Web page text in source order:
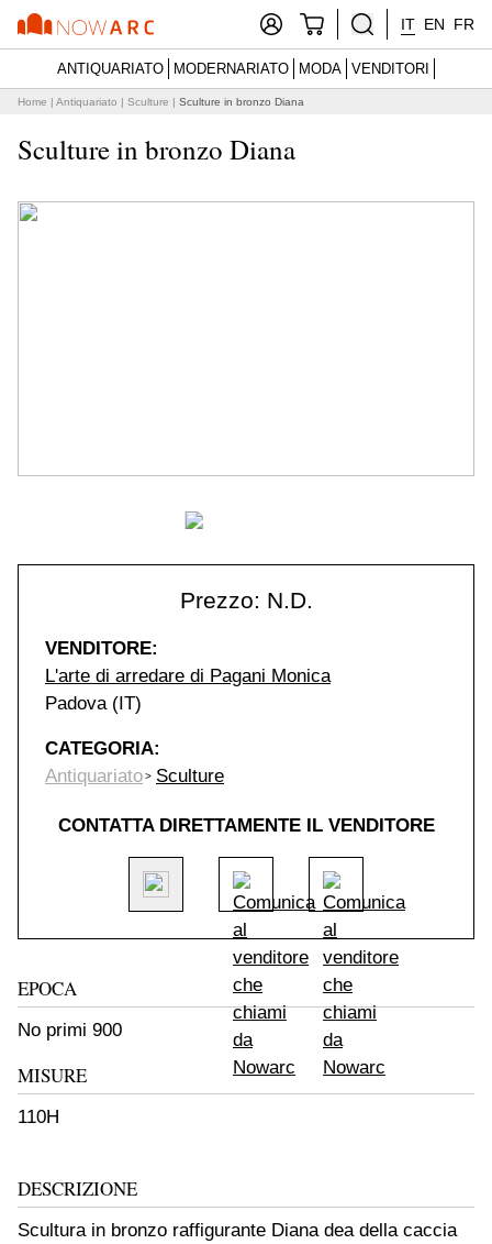
IT EN FR
ANTIQUARIATO MODERNARIATO MODA VENDITORI
Home | Antiquariato | Sculture | Sculture in bronzo Diana
Sculture in bronzo Diana
Prezzo: N.D.
VENDITORE:
L'arte di arredare di Pagani Monica
Padova (IT)
CATEGORIA:
Antiquariato
Sculture
CONTATTA DIRETTAMENTE IL VENDITORE
EPOCA
No primi 900
MISURE
110H
DESCRIZIONE
Scultura in bronzo raffigurante Diana dea della caccia